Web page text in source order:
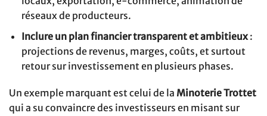
réseaux de producteurs.
Inclure un plan financier transparent et ambitieux:
projections de revenus, marges, coûts, et surtout
retour sur investissement en plusieurs phases.
Un exemple marquant est celui de la Minoterie Trottet
qui a su convaincre des investisseurs en misant sur